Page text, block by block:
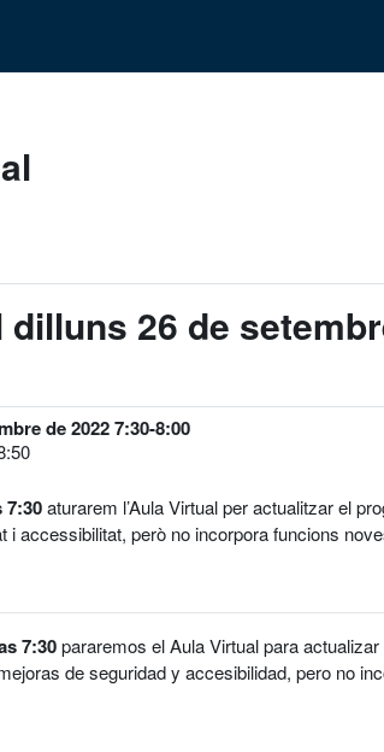
26 de
de 2022 7:30-8:00
7:30aturarem l’Aula Virtual per actualitzar el
accessibilitat, però no incorpora funcions
7:30pararemos el Aula Virtual para
de seguridad y accesibilidad, pero no